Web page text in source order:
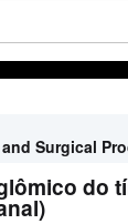
Surgical
do